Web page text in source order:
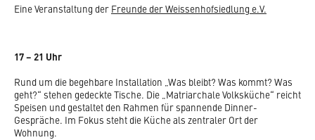
EMMAS ENTDECKERTOUR
DIE HÄUSER
FREUNDE DER WEISSENHOFSIEDLUNG
NETZWERK WERKBUNDSIEDLUNGEN
WEISSENHOF.FORUM
Eine Veranstaltung der Freunde der Weissenhofsiedlung e.V.
17 – 21 Uhr
Rund um die begehbare Installation „Was bleibt? Was kommt? Was
geht?“ stehen gedeckte Tische. Die „Matriarchale Volksküche“ reicht
Speisen und gestaltet den Rahmen für spannende Dinner-
Gespräche. Im Fokus steht die Küche als zentraler Ort der
Wohnung.